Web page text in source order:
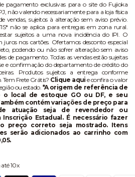
pagamento exclusivas para o site do Fujioka
não valendo necessariamente para a loja física
vendas, sujeitos à alteração sem aviso prévio.
não se aplica para entregas em zona rural.
sujeitos a uma nova incidência do IPI. O
nos cartões. Ofertamos desconto especial
podendo ou não sofrer alteração sem aviso
de pagamento. Todas as vendas estão sujeitas
e confirmação do departamento de crédito do
Produtos sujeitos a entrega conforme
Tem Frete Grátis? Clique aqui e confira o valor
ou estado. *A origem de referência de
local de estoque GO ou DF, e seu
contém variações de preço para
atuação seja de revendedor ou
Estadual. É necessário fazer
preço correto seja mostrado. Itens
serão adicionados ao carrinho com
10x